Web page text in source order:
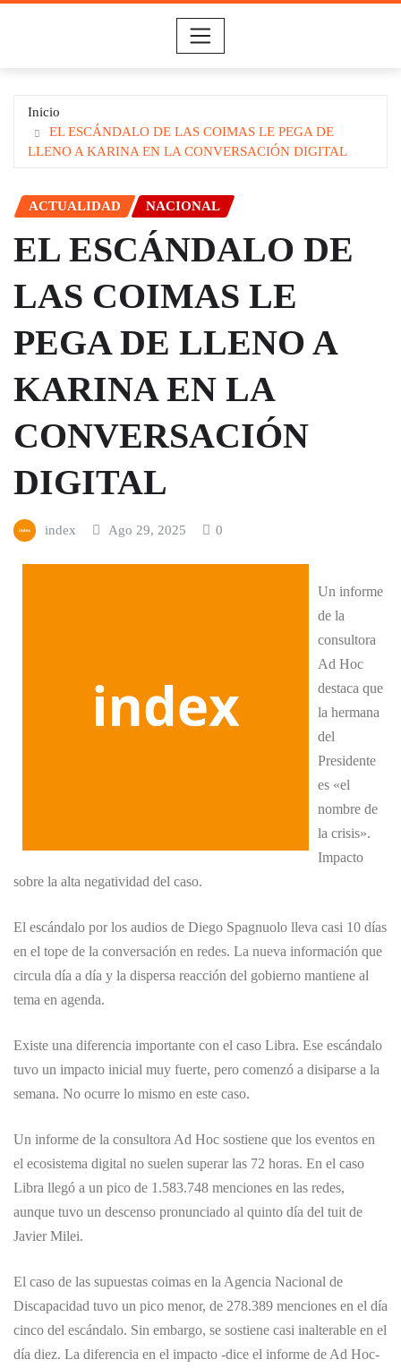
Inicio
EL ESCÁNDALO DE LAS COIMAS LE PEGA DE
LLENO A KARINA EN LA CONVERSACIÓN DIGITAL
ACTUALIDAD NACIONAL
EL ESCÁNDALO DE
LAS COIMAS LE
PEGA DE LLENO A
KARINA EN LA
CONVERSACIÓN
DIGITAL
index Ago 29, 2025 0
Un informe
de la
consultora
Ad Hoc
destaca que
la hermana
del
Presidente
es «el
nombre de
la crisis».
Impacto
sobre la alta negatividad del caso.
El escándalo por los audios de Diego Spagnuolo lleva casi 10 días
en el tope de la conversación en redes. La nueva información que
circula día a día y la dispersa reacción del gobierno mantiene al
tema en agenda.
Existe una diferencia importante con el caso Libra. Ese escándalo
tuvo un impacto inicial muy fuerte, pero comenzó a disiparse a la
semana. No ocurre lo mismo en este caso.
Un informe de la consultora Ad Hoc sostiene que los eventos en
el ecosistema digital no suelen superar las 72 horas. En el caso
Libra llegó a un pico de 1.583.748 menciones en las redes,
aunque tuvo un descenso pronunciado al quinto día del tuit de
Javier Milei.
El caso de las supuestas coimas en la Agencia Nacional de
Discapacidad tuvo un pico menor, de 278.389 menciones en el día
cinco del escándalo. Sin embargo, se sostiene casi inalterable en el
día diez. La diferencia en el impacto -dice el informe de Ad Hoc-